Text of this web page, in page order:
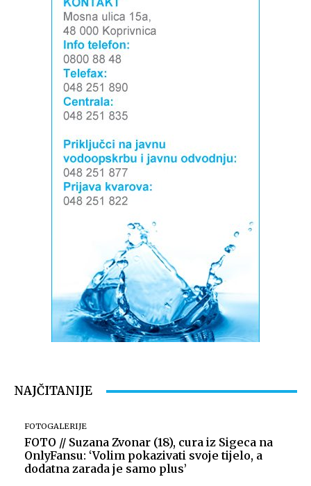
NAJČITANIJE
FOTOGALERIJE
FOTO // Suzana Zvonar (18), cura iz Sigeca na
OnlyFansu: ‘Volim pokazivati svoje tijelo, a
dodatna zarada je samo plus’